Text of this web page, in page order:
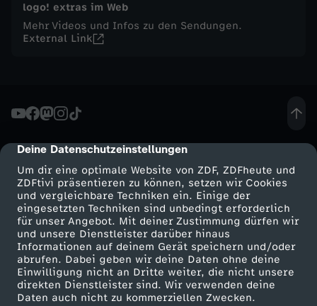
cmp-dialog-description
Deine Datenschutzeinstellungen
Um dir eine optimale Website von ZDF, ZDFheute und
ZDFtivi präsentieren zu können, setzen wir Cookies
und vergleichbare Techniken ein. Einige der
eingesetzten Techniken sind unbedingt erforderlich
für unser Angebot. Mit deiner Zustimmung dürfen wir
und unsere Dienstleister darüber hinaus
Informationen auf deinem Gerät speichern und/oder
abrufen. Dabei geben wir deine Daten ohne deine
Einwilligung nicht an Dritte weiter, die nicht unsere
direkten Dienstleister sind. Wir verwenden deine
Daten auch nicht zu kommerziellen Zwecken.
e
x
r
a
:
Р
і
з
logo! extras im Web
Mehr Videos und Infos zu den Sendungen.
External Link
Mehr ZDF
ZDF-Apps
Smart TV
ZDFtext
Service
ZDFmitreden
Kontakt zum ZDF
Tickets